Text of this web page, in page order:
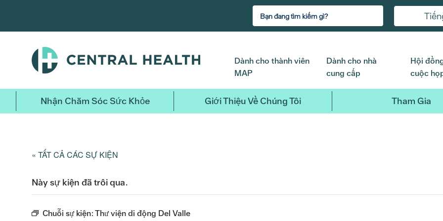
nội
chính
Dành cho thành viên
MAP
Dành cho nhà
cung cấp
Hội
cuộc
Nhận Chăm Sóc Sức Khỏe Giới Thiệu Về Chúng Tôi Tham Gia
« TẤT CẢ CÁC SỰ KIỆN
Này sự kiện đã trôi qua.
Chuỗi sự kiện:Thư viện di động Del Valle